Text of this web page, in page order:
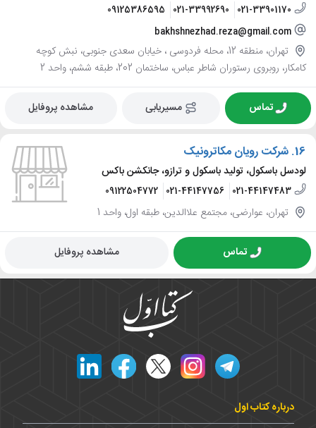
021-33901170
021-33992690
09125386595
bakhshnezhad.reza@gmail.com
تهران، منطقه 12، محله فردوسی ، خیابان سعدی جنوبی، نبش کوچه
کامکار، روبروی رستوران شاطر عباس، ساختمان 202، طبقه ششم، واحد 2
تماس مسیریابی مشاهده پروفایل
16. شرکت رویان مکاترونیک
لودسل باسکول، تولید باسکول و ترازو، جانکشن باکس
021-44147483
021-44147756
09122504772
تهران، عوارضی، مجتمع علاالدین، طبقه اول، واحد 1
تماس مشاهده پروفایل
درباره کتاب اول